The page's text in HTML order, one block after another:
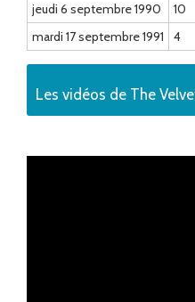
jeudi 6 septembre 1990
10
mardi 17 septembre 1991
4
Les vidéos de The